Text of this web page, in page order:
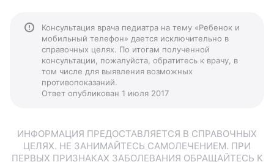
Консультация врача педиатра на тему «Ребенок и
мобильный телефон» дается исключительно в
справочных целях. По итогам полученной
консультации, пожалуйста, обратитесь к врачу, в
том числе для выявления возможных
противопоказаний.
Ответ опубликован 1 июля 2017
ИНФОРМАЦИЯ ПРЕДОСТАВЛЯЕТСЯ В СПРАВОЧНЫХ
ЦЕЛЯХ. НЕ ЗАНИМАЙТЕСЬ САМОЛЕЧЕНИЕМ. ПРИ
ПЕРВЫХ ПРИЗНАКАХ ЗАБОЛЕВАНИЯ ОБРАЩАЙТЕСЬ К